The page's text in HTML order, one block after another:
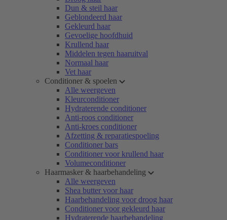
Dun & steil haar
Geblondeerd haar
Gekleurd haar
Gevoelige hoofdhuid
Krullend haar
Middelen tegen haaruitval
Normaal haar
Vet haar
Conditioner & spoelen
Alle weergeven
Kleurconditioner
Hydraterende conditioner
Anti-roos conditioner
Anti-kroes conditioner
Afzetting & reparatiespoeling
Conditioner bars
Conditioner voor krullend haar
Volumeconditioner
Haarmasker & haarbehandeling
Alle weergeven
Shea butter voor haar
Haarbehandeling voor droog haar
Conditioner voor gekleurd haar
Hydraterende haarbehandeling